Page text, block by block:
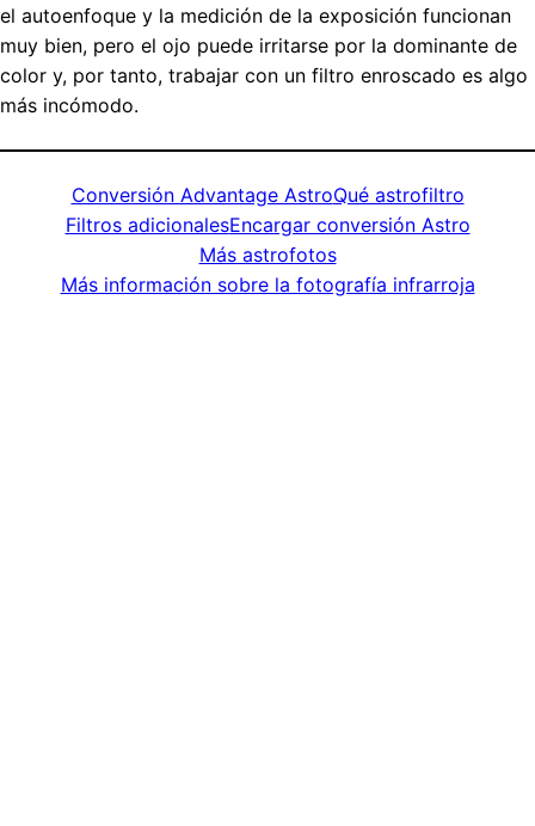
el autoenfoque y la medición de la exposición funcionan
muy bien, pero el ojo puede irritarse por la dominante de
color y, por tanto, trabajar con un filtro enroscado es algo
más incómodo.
Conversión Advantage AstroQué astrofiltro
Filtros adicionalesEncargar conversión Astro
Más astrofotos
Más información sobre la fotografía infrarroja